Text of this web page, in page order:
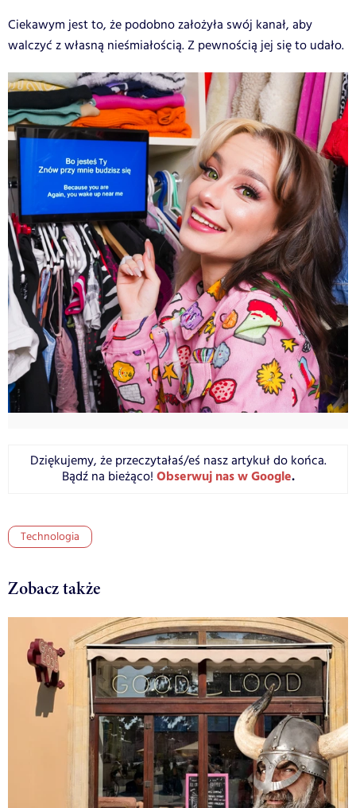
Ciekawym jest to, że podobno założyła swój kanał, aby
walczyć z własną nieśmiałością. Z pewnością jej się to udało.
Dziękujemy, że przeczytałaś/eś nasz artykuł do końca.
Bądź na bieżąco! Obserwuj nas w Google.
Technologia
Zobacz także